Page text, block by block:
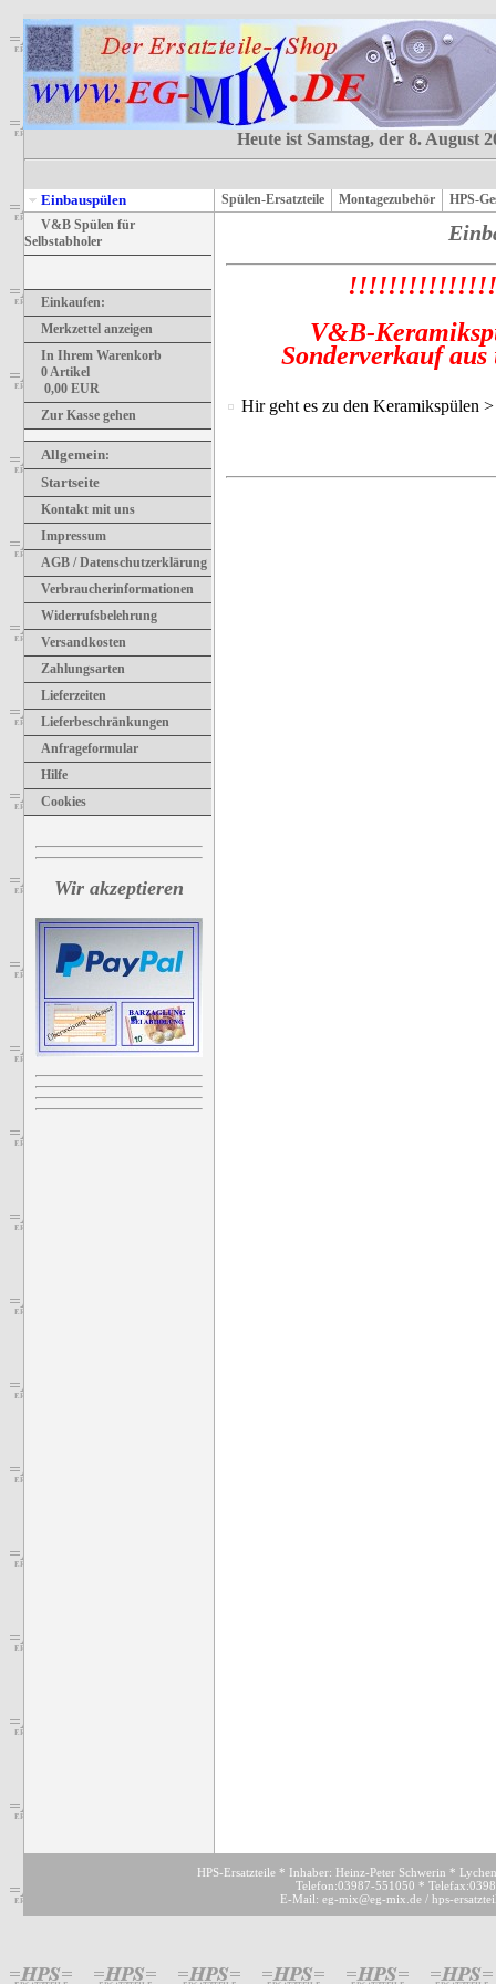
Heute ist Samstag, der 8. August
Einbauspülen Spülen-Ersatzteile Montagezubehör
HPS-
V&B Spülen für
Selbstabholer
Einkaufen:
Merkzettel anzeigen
In Ihrem Warenkorb
0Artikel
0,00 EUR
Zur Kasse gehen
Allgemein:
Startseite
Kontakt mit uns
Impressum
AGB / Datenschutzerklärung
Verbraucherinformationen
Widerrufsbelehrung
Versandkosten
Zahlungsarten
Lieferzeiten
Lieferbeschränkungen
Anfrageformular
Hilfe
Cookies
Wir akzeptieren
V&B-
Sonderverkauf aus
Hir geht es zu den Keramikspülen
HPS-Ersatzteile * Inhaber: Heinz-Peter Schwerin *
Telefon:03987-551050 *
E-Mail: eg-mix@eg-mix.de / hps-